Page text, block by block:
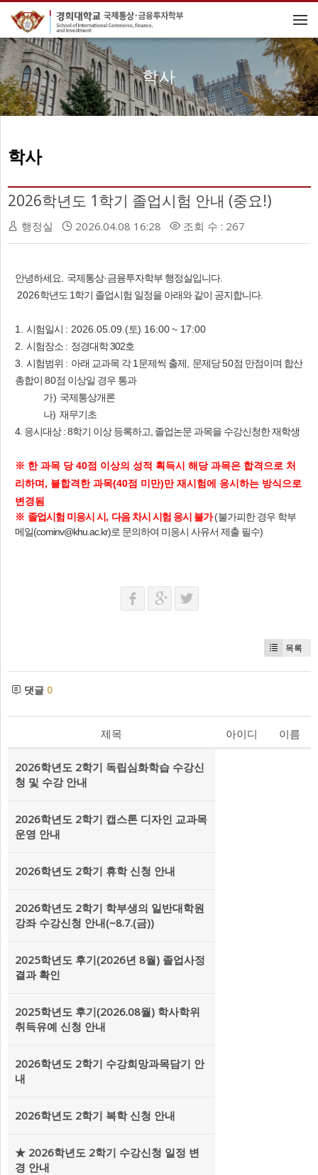
메뉴 건너뛰기
학사
학사
2026학년도 1학기 졸업시험 안내 (중요!)
행정실 2026.04.08 16:28 조회 수 : 267
안녕하세요 국제통상·금융투자학부 행정실입니다.
2026학년도 1학기 졸업시험 일정을 아래와 같이 공지합니다.
1. 시험일시 : 2026.05.09.(토) 16:00~ 17:00
2. 시험장소 : 정경대학 302호
3. 시험범위 : 아래 교과목 각1 문제씩 출제 문제당50점 만점이며 합산
총합이 80점 이상일 경우 통과
가) 국제통상개론
나) 재무기초
4. 응시대상 :8학기 이상 등록하고, 졸업논문 과목을 수강신청한 재학생
※ 한 과목 당 40점 이상의 성적 획득시 해당 과목은 합격으로 처
리하며, 불합격한 과목(40점 미만)만 재시험에 응시하는 방식으로
변경됨
※ 졸업시험 미응시 시 , 다음 차시 시험 응시 불가(불가피한 경우 학부
메일(cominv@khu.ac.kr)로 문의하여 미응시 사유서 제출 필수)
목록
댓글 0
제목 아이디 이름
2026학년도 2학기 독립심화학습 수강신
청 및 수강 안내
2026학년도 2학기 캡스톤 디자인 교과목
운영 안내
2026학년도 2학기 휴학 신청 안내
2026학년도 2학기 학부생의 일반대학원
강좌 수강신청 안내(~8.7.(금))
2025학년도 후기(2026년 8월) 졸업사정
결과 확인
2025학년도 후기(2026.08월) 학사학위
취득유예 신청 안내
2026학년도 2학기 수강희망과목담기 안
내
2026학년도 2학기 복학 신청 안내
★ 2026학년도 2학기 수강신청 일정 변
경 안내